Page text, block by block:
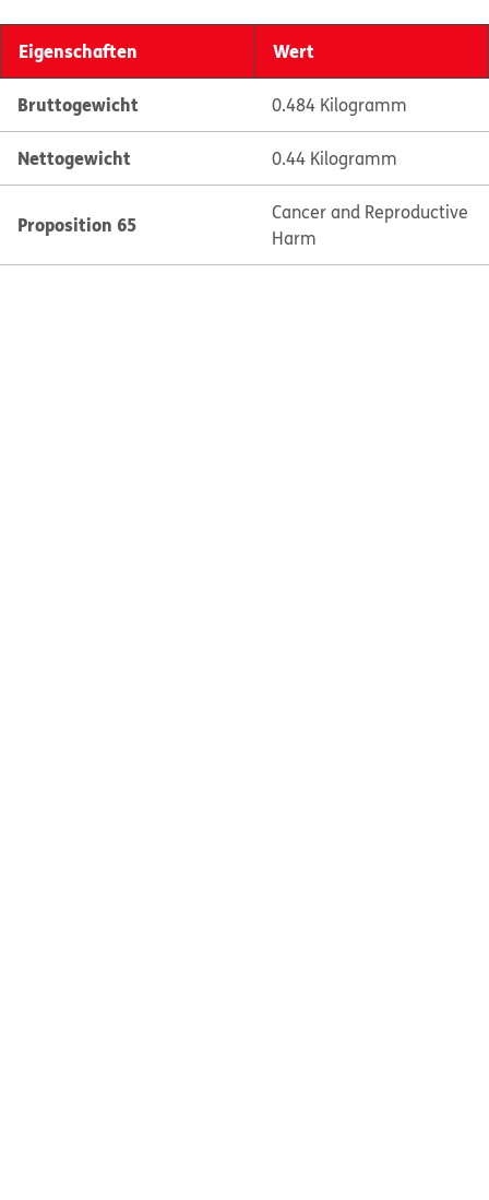
Eigenschaften Wert
Bruttogewicht 0.484 Kilogramm
Nettogewicht 0.44 Kilogramm
Proposition 65
Cancer and Reproductive
Harm